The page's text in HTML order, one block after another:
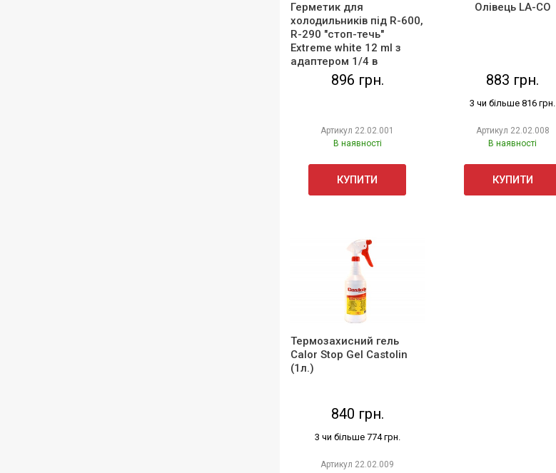
Герметик для
холодильників під R-600,
R-290 "стоп-течь"
Extreme white 12 ml з
адаптером 1/4 в
індивідуальній упаковці
896 грн.
Артикул 22.02.001
В наявності
КУПИТИ
Олівець LA-CO
883 грн.
3 чи більше 816 грн.
Артикул 22.02.008
В наявності
КУПИТИ
Термозахисний гель
Calor Stop Gel Castolin
(1л.)
840 грн.
3 чи більше 774 грн.
Артикул 22.02.009